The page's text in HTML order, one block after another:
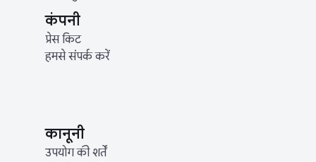
कंपनी
प्रेस किट
हमसे संपर्क करें
कानूनी
उपयोग की शर्तें